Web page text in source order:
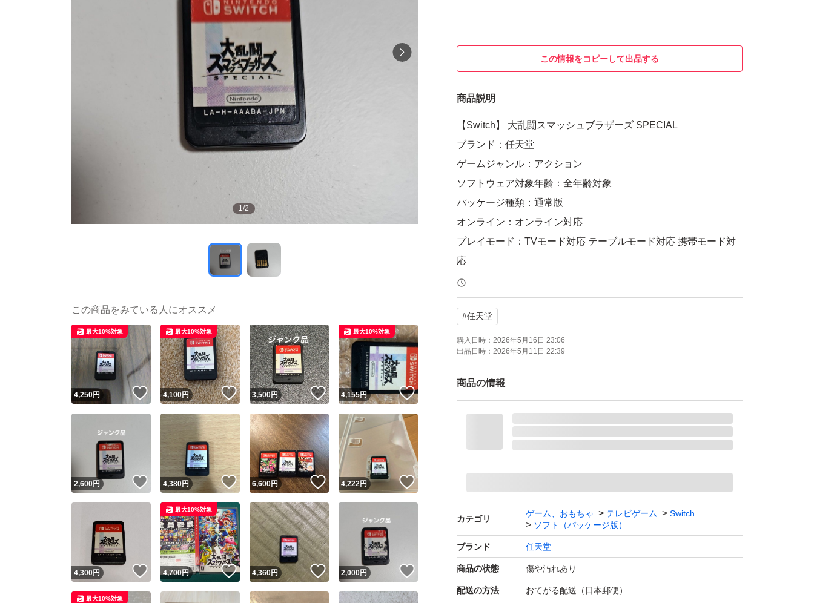
1/2
この情報をコピーして出品する
商品説明
【Switch】 大乱闘スマッシュブラザーズ SPECIAL
ブランド：任天堂
ゲームジャンル：アクション
ソフトウェア対象年齢：全年齢対象
パッケージ種類：通常版
オンライン：オンライン対応
プレイモード：TVモード対応 テーブルモード対応 携帯モード対
応
amiibo対応：amiibo対応
携帯モードプレイ人数：1.0 人
ソフトのみ
読み込み不可のジャンク品です
状態は普通の中古屋にあるレベルとお考えください
見たいところがあればコメントにてお知らせお願いいたします
美品をお求めの方、過度なご期待をされる方は購入をお控えくだ
バラ売り不可
即購入可です
#任天堂
購入日時： 2026年5月16日 23:06
出品日時： 2026年5月11日 22:39
商品の情報
カテゴリ
ゲーム、おもちゃ テレビゲーム
Switch
ソフト（パッケージ版）
ブランド 任天堂
商品の状態 傷や汚れあり
配送の方法 おてがる配送（日本郵便）
この商品をみている人にオススメ
4,250円 いいね！
最大10%対象
4,100円 いいね！
最大10%対象
3,500円 いいね！
4,155円 いいね！
最大10%対象
2,600円 いいね！
4,380円 いいね！
6,600円 いいね！
4,222円 いいね！
4,300円 いいね！
4,700円 いいね！
最大10%対象
4,360円 いいね！
2,000円
最大10%対象